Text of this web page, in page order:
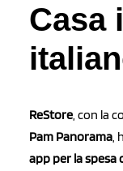
Casa
ReStore , con la
Pam Panorama
app per la spesa